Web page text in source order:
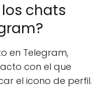
chats
en Telegram,
con el que
el icono de perfil.